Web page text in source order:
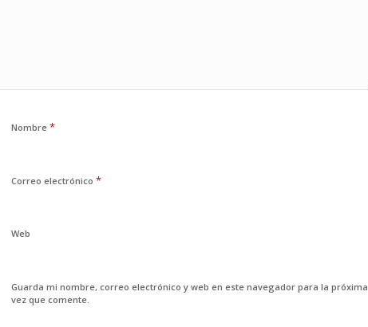
Nombre *
Correo electrónico *
Web
Guarda mi nombre, correo electrónico y web en este navegador para la próxima
vez que comente.